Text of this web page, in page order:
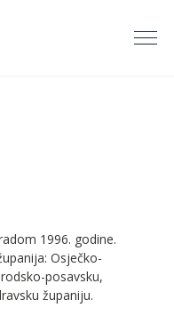
1996. godine.
Osječko-
posavsku,
županiju.